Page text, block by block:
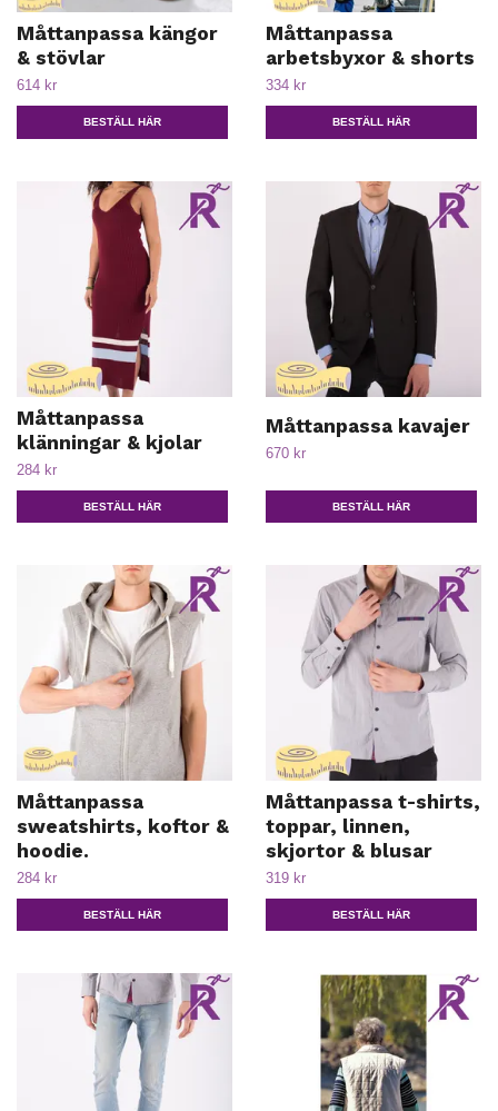
Måttanpassa kängor
& stövlar
614 kr
BESTÄLL HÄR
Måttanpassa
arbetsbyxor & shorts
334 kr
BESTÄLL HÄR
Måttanpassa
klänningar & kjolar
284 kr
BESTÄLL HÄR
Måttanpassa kavajer
670 kr
BESTÄLL HÄR
Måttanpassa
sweatshirts, koftor &
hoodie.
284 kr
BESTÄLL HÄR
Måttanpassa t-shirts,
toppar, linnen,
skjortor & blusar
319 kr
BESTÄLL HÄR